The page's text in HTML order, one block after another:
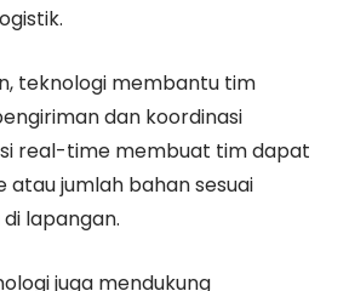
teknologi membantu tim
dan koordinasi
real-time membuat tim dapat
atau jumlah bahan sesuai
lapangan.
juga mendukung